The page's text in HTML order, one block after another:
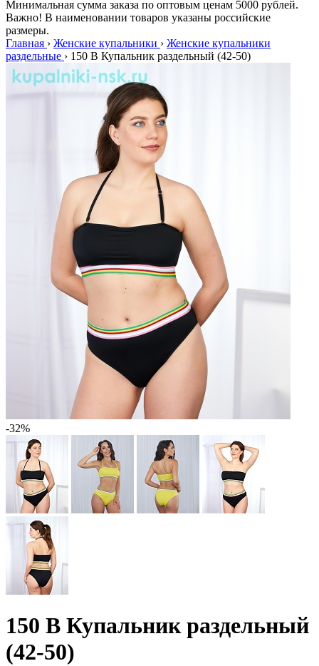
Минимальная сумма заказа по оптовым ценам 5000 рублей.
Важно! В наименовании товаров указаны российские
размеры.
Главная › Женские купальники › Женские купальники
раздельные › 150 B Купальник раздельный (42-50)
-32%
150 B Купальник раздельный
(42-50)